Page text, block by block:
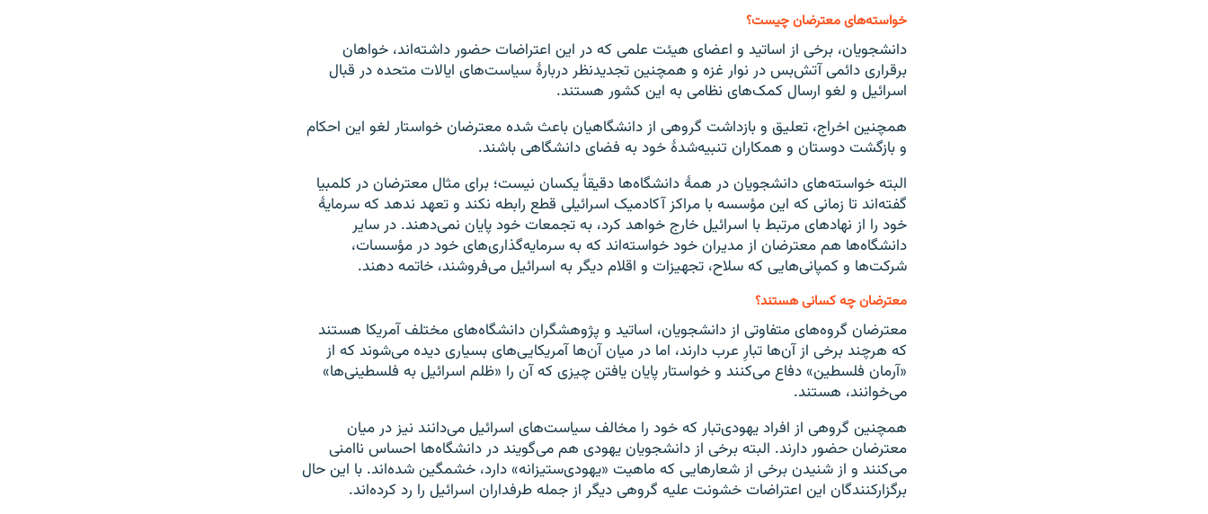
خواسته‌های معترضان چیست؟
دانشجویان، برخی از اساتید و اعضای هیئت علمی که در این اعتراضات حضور داشته‌اند، خواهان
برقراری دائمی آتش‌بس در نوار غزه و همچنین تجدیدنظر دربارهٔ سیاست‌های ایالات متحده در قبال
اسرائیل و لغو ارسال کمک‌های نظامی به این کشور هستند.
همچنین اخراج، تعلیق و بازداشت گروهی از دانشگاهیان باعث شده معترضان خواستار لغو این احکام
و بازگشت دوستان و همکاران تنبیه‌شدهٔ خود به فضای دانشگاهی باشند.
البته خواسته‌های دانشجویان در همهٔ دانشگاه‌ها دقیقاً یکسان نیست؛ برای مثال معترضان در کلمبیا
گفته‌اند تا زمانی که این مؤسسه با مراکز آکادمیک اسرائيلی قطع رابطه نکند و تعهد ندهد که سرمایهٔ
خود را از نهادهای مرتبط با اسرائيل خارج خواهد کرد، به تجمعات خود پایان نمی‌دهند. در سایر
دانشگاه‌ها هم معترضان از مدیران خود خواسته‌اند که به سرمایه‌گذاری‌های خود در مؤسسات،
شرکت‌ها و کمپانی‌هایی که سلاح، تجهیزات و اقلام دیگر به اسرائيل می‌فروشند، خاتمه دهند.
معترضان چه کسانی هستند؟
معترضان گروه‌های متفاوتی از دانشجویان، اساتید و پژوهشگران دانشگاه‌های مختلف آمریکا هستند
که هرچند برخی از آن‌ها تبارِ عرب دارند، اما در میان آن‌ها آمریکایی‌های بسیاری دیده می‌شوند که از
«آرمان فلسطین» دفاع می‌کنند و خواستار پایان یافتن چیزی که آن‌ را «ظلم اسرائيل به فلسطینی‌ها»
می‌خوانند، هستند.
همچنین گروهی از افراد یهودی‌تبار که خود را مخالف سیاست‌های اسرائيل‌ می‌دانند نیز در میان
معترضان حضور دارند. البته برخی از دانشجویان یهودی هم می‌گویند در دانشگاه‌ها احساس ناامنی
می‌کنند و از شنیدن برخی از شعارهایی که ماهیت «یهودی‌ستیزانه» دارد، خشمگین شده‌اند. با این حال
برگزارکنندگان این اعتراضات خشونت علیه گروهی دیگر از جمله طرفداران اسرائيل را رد کرده‌اند.